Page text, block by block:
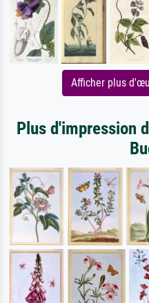
Afficher plus
Plus d'impression